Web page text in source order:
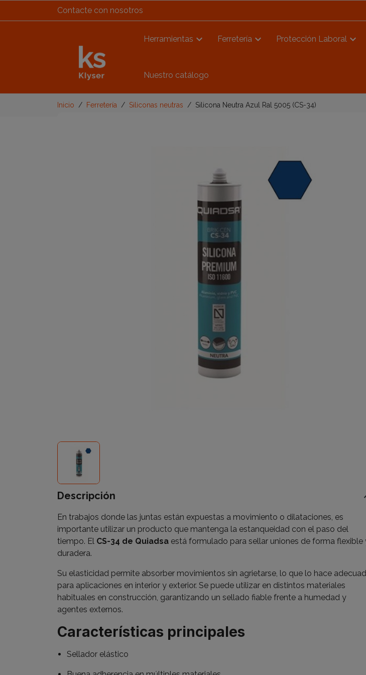
Contacte con nosotros
Herramientas Ferretería Protección Laboral
Nuestro catálogo
Inicio Ferretería Siliconas neutras Silicona Neutra Azul Ral 5005 (CS-34)
Descripción
En trabajos donde las juntas están expuestas a movimiento o dilataciones, es
importante utilizar un producto que mantenga la estanqueidad con el paso del
tiempo. El CS-34 de Quiadsa está formulado para sellar uniones de forma flexible
duradera.
Su elasticidad permite absorber movimientos sin agrietarse, lo que lo hace
para aplicaciones en interior y exterior. Se puede utilizar en distintos materiales
habituales en construcción, garantizando un sellado fiable frente a humedad y
agentes externos.
Características principales
Sellador elástico